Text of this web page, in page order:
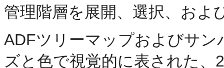
管理階層を展開、選択、お
ADFツリーマップおよびサ
ズと色で視覚的に表された